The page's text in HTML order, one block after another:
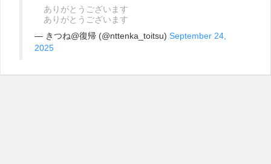
ありがとうございます
ありがとうございます
— きつね@復帰 (@nttenka_toitsu) September 24,
2025